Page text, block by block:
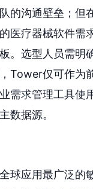
的沟通壁垒；但
医疗器械软件需
。选型人员需明
Tower仅可作为
需求管理工具使
数据源。
球应用最广泛的